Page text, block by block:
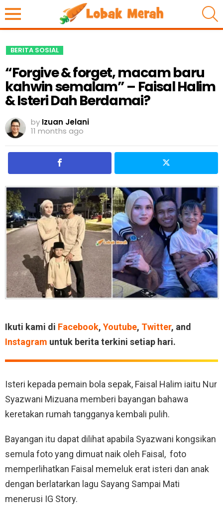
BERITA SOSIAL
“Forgive & forget, macam baru
kahwin semalam” – Faisal Halim
& Isteri Dah Berdamai?
by Izuan Jelani
11 months ago
Ikuti kami di Facebook, Youtube, Twitter, and
Instagram untuk berita terkini setiap hari.
Isteri kepada pemain bola sepak, Faisal Halim iaitu Nur
Syazwani Mizuana memberi bayangan bahawa
keretakan rumah tangganya kembali pulih.
Bayangan itu dapat dilihat apabila Syazwani kongsikan
semula foto yang dimuat naik oleh Faisal, foto
memperlihatkan Faisal memeluk erat isteri dan anak
dengan berlatarkan lagu Sayang Sampai Mati
menerusi IG Story.